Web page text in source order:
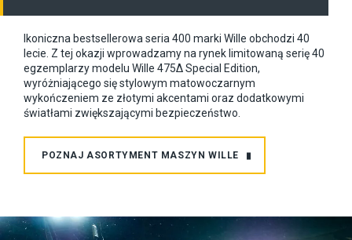
Ikoniczna bestsellerowa seria 400 marki Wille obchodzi 40
lecie. Z tej okazji wprowadzamy na rynek limitowaną serię 40
egzemplarzy modelu Wille 475Δ Special Edition,
wyróżniającego się stylowym matowoczarnym
wykończeniem ze złotymi akcentami oraz dodatkowymi
światłami zwiększającymi bezpieczeństwo.
POZNAJ ASORTYMENT MASZYN WILLE